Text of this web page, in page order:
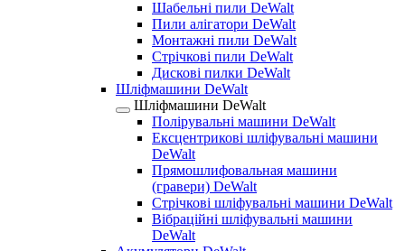
Шабельні пили DeWalt
Пили алігатори DeWalt
Монтажні пили DeWalt
Стрічкові пили DeWalt
Дискові пилки DeWalt
Шліфмашини DeWalt
Шліфмашини DeWalt
Полірувальні машини DeWalt
Ексцентрикові шліфувальні машини
DeWalt
Прямошлифовальная машини
(гравери) DeWalt
Стрічкові шліфувальні машини DeWalt
Вібраційні шліфувальні машини
DeWalt